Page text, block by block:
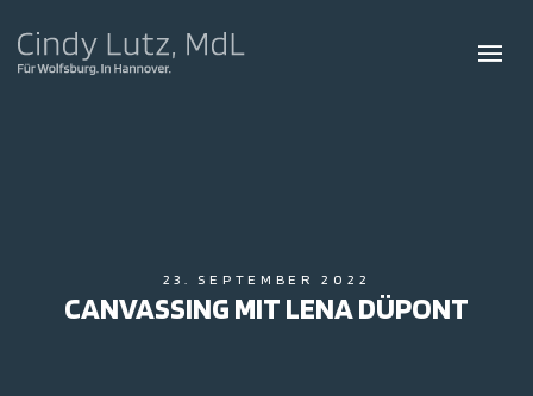
23. SEPTEMBER 2022
CANVASSING MIT LENA DÜPONT